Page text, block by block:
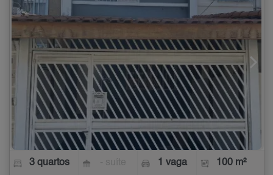
3 quartos 1 vaga 100 m²